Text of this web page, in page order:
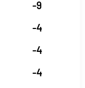
-9
-4
-4
-4